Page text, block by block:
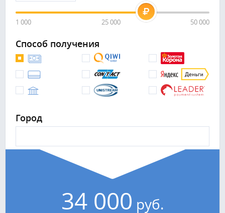
1 000 25 000 50 000
Способ получения
Город
34 000 руб.